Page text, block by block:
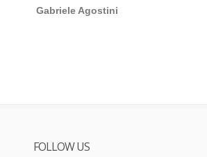
Gabriele Agostini
FOLLOW US